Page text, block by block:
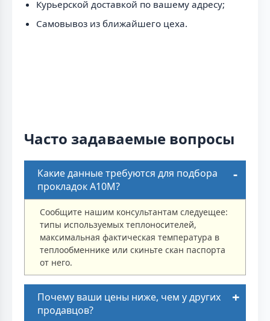
Курьерской доставкой по вашему адресу;
Самовывоз из ближайшего цеха.
Часто задаваемые вопросы
Какие данные требуются для подбора
прокладок A10M?
Сообщите нашим консультантам следуещее:
типы используемых теплоносителей,
максимальная фактическая температура в
теплообменнике или скиньте скан паспорта
от него.
Почему ваши цены ниже, чем у других
продавцов?